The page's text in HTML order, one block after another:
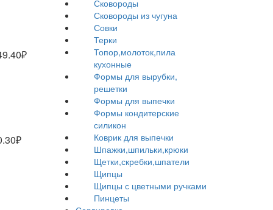
Сковороды
Сковороды из чугуна
Совки
Терки
Топор,молоток,пила
кухонные
Формы для вырубки,
решетки
Формы для выпечки
Формы кондитерские
силикон
Коврик для выпечки
Шпажки,шпильки,крюки
Щетки,скребки,шпатели
Щипцы
Щипцы с цветными ручками
Пинцеты